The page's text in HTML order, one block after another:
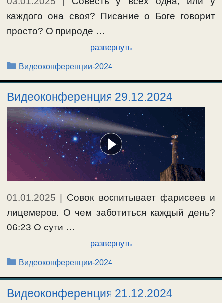
каждого она своя? Писание о Боге говорит
просто? О природе …
развернуть
Рубрики
Видеоконференции-2024
Видеоконференция 29.12.2024
01.01.2025
Совок воспитывает фарисеев и
лицемеров. О чем заботиться каждый день?
06:23 О сути …
развернуть
Рубрики
Видеоконференции-2024
Видеоконференция 21.12.2024